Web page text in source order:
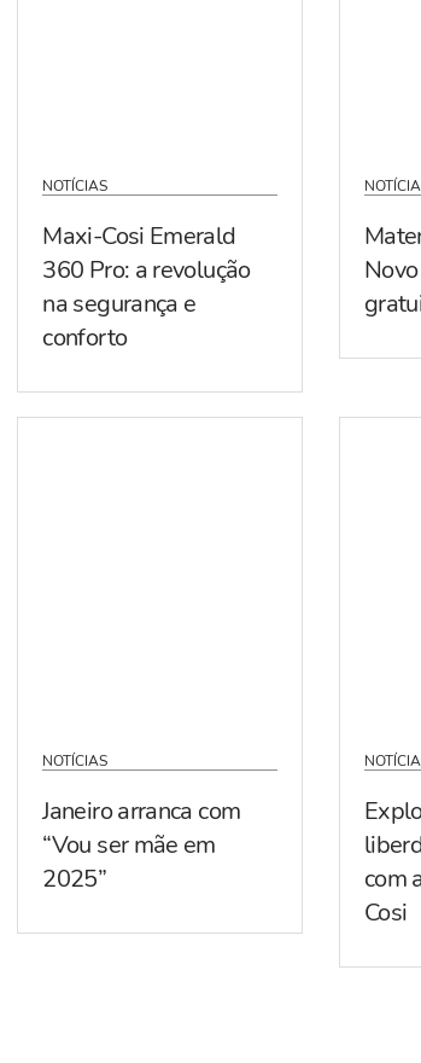
NOTÍCIAS
Maxi-Cosi Emerald
360 Pro: a revolução
na segurança e
conforto
NOTÍCIAS
Janeiro arranca com
“Vou ser mãe em
2025”
com
Cosi